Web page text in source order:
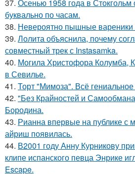
37. Осенью 1958 года в
буквально по часам.
38. Невероятно пышные вареники
39. Лолита объяснила, почему
совместный трек с Instasamka.
40. Могила Христофора Колумба,
в Севилье.
41. Торт "Мимоза". Всё гениальное
42. "Без Крайностей и
Бородина.
43. Рианна впервые на публике с
айриш появилась.
44. В2001 году Анну Курникову
клипе испанского певца Энрике
Escape.